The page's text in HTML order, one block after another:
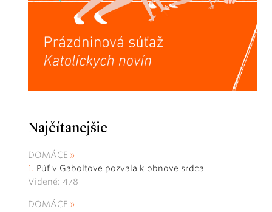
Najčítanejšie
DOMÁCE
Púť v Gaboltove pozvala k obnove srdca
Videné: 478
DOMÁCE